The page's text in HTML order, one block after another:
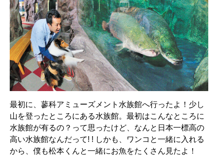
最初に、蓼科アミューズメント水族館へ行ったよ！少し
山を登ったところにある水族館。最初はこんなところに
水族館が有るの？って思ったけど、なんと日本一標高の
高い水族館なんだって! ! しかも、ワンコと一緒に入れる
から、僕も松本くんと一緒にお魚をたくさん見たよ！